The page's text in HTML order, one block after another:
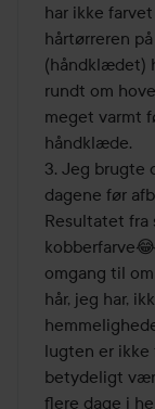
har ikke
hårtørreren
(håndklædet)
rundt om
meget varmt
håndklæde.
3. Jeg brugte
dagene før
Resultatet
omgang til
hår, jeg har,
lugten er
betydeligt
flere dage i